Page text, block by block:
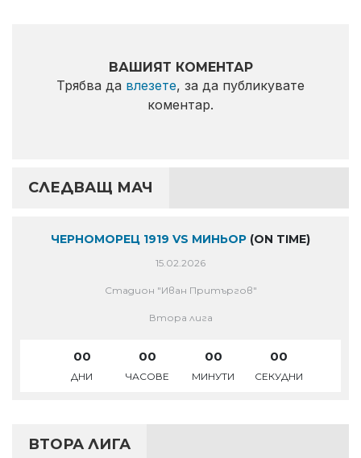
ВАШИЯТ КОМЕНТАР
Трябва да влезете, за да публикувате
коментар.
СЛЕДВАЩ МАЧ
ЧЕРНОМОРЕЦ 1919 VS МИНЬОР (ON TIME)
15.02.2026
Стадион "Иван Притъргов"
Втора лига
00
ДНИ
00
ЧАСОВЕ
00
МИНУТИ
00
СЕКУДНИ
ВТОРА ЛИГА